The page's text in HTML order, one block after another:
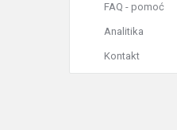
FAQ - pomoć
Analitika
Kontakt